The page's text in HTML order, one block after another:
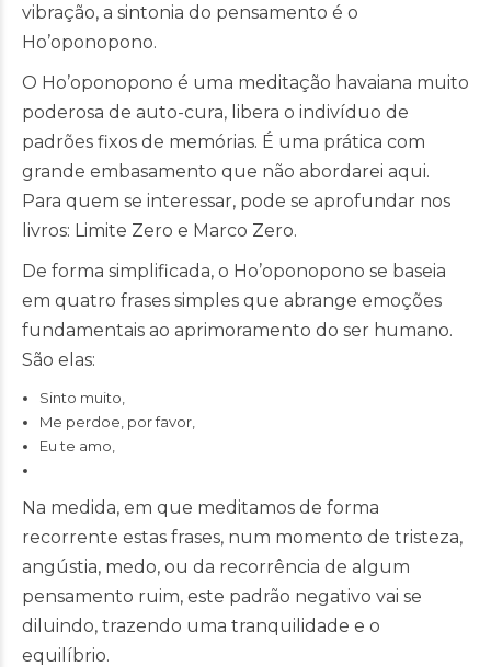
vibração, a sintonia do pensamento é o
Ho’oponopono.
O Ho’oponopono é uma meditação havaiana muito
poderosa de auto-cura, libera o indivíduo de
padrões fixos de memórias. É uma prática com
grande embasamento que não abordarei aqui.
Para quem se interessar, pode se aprofundar nos
livros: Limite Zero e Marco Zero.
De forma simplificada, o Ho’oponopono se baseia
em quatro frases simples que abrange emoções
fundamentais ao aprimoramento do ser humano.
São elas:
Sinto muito,
Me perdoe, por favor,
Eu te amo,
Na medida, em que meditamos de forma
recorrente estas frases, num momento de tristeza,
angústia, medo, ou da recorrência de algum
pensamento ruim, este padrão negativo vai se
diluindo, trazendo uma tranquilidade e o
equilíbrio.